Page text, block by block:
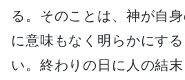
る。そのことは、神が自
に意味もなく明らかにす
い。終わりの日に人の結